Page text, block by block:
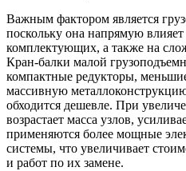
Важным фактором является
поскольку она напрямую
комплектующих, а также на
Кран-балки малой
компактные редукторы,
массивную
обходится дешевле. При
возрастает масса узлов,
применяются более мощные
системы, что увеличивает
и работ по их замене.